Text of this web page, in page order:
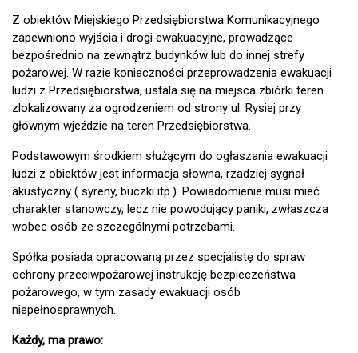
Z obiektów Miejskiego Przedsiębiorstwa Komunikacyjnego
zapewniono wyjścia i drogi ewakuacyjne, prowadzące
bezpośrednio na zewnątrz budynków lub do innej strefy
pożarowej. W razie konieczności przeprowadzenia ewakuacji
ludzi z Przedsiębiorstwa, ustala się na miejsca zbiórki teren
zlokalizowany za ogrodzeniem od strony ul. Rysiej przy
głównym wjeździe na teren Przedsiębiorstwa.
Podstawowym środkiem służącym do ogłaszania ewakuacji
ludzi z obiektów jest informacja słowna, rzadziej sygnał
akustyczny ( syreny, buczki itp.). Powiadomienie musi mieć
charakter stanowczy, lecz nie powodujący paniki, zwłaszcza
wobec osób ze szczególnymi potrzebami.
Spółka posiada opracowaną przez specjalistę do spraw
ochrony przeciwpożarowej instrukcję bezpieczeństwa
pożarowego, w tym zasady ewakuacji osób
niepełnosprawnych.
Każdy, ma prawo: